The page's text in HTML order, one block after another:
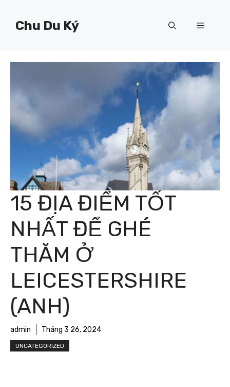
Chu Du Ký Menu
15 ĐỊA ĐIỂM TỐT
NHẤT ĐỂ GHÉ
THĂM Ở
LEICESTERSHIRE
(ANH)
admin Tháng 3 26, 2024
UNCATEGORIZED